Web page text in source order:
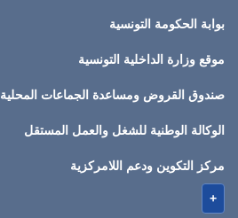
بوابة الحكومة التونسية
موقع وزارة الداخلية التونسية
صندوق القروض ومساعدة الجماعات المحلية
الوكالة الوطنية للشغل والعمل المستقل
مركز التكوين ودعم اللامركزية
+